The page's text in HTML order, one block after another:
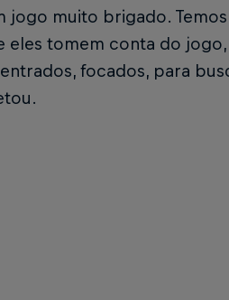
jogo muito brigado.
eles tomem conta do
focados, para